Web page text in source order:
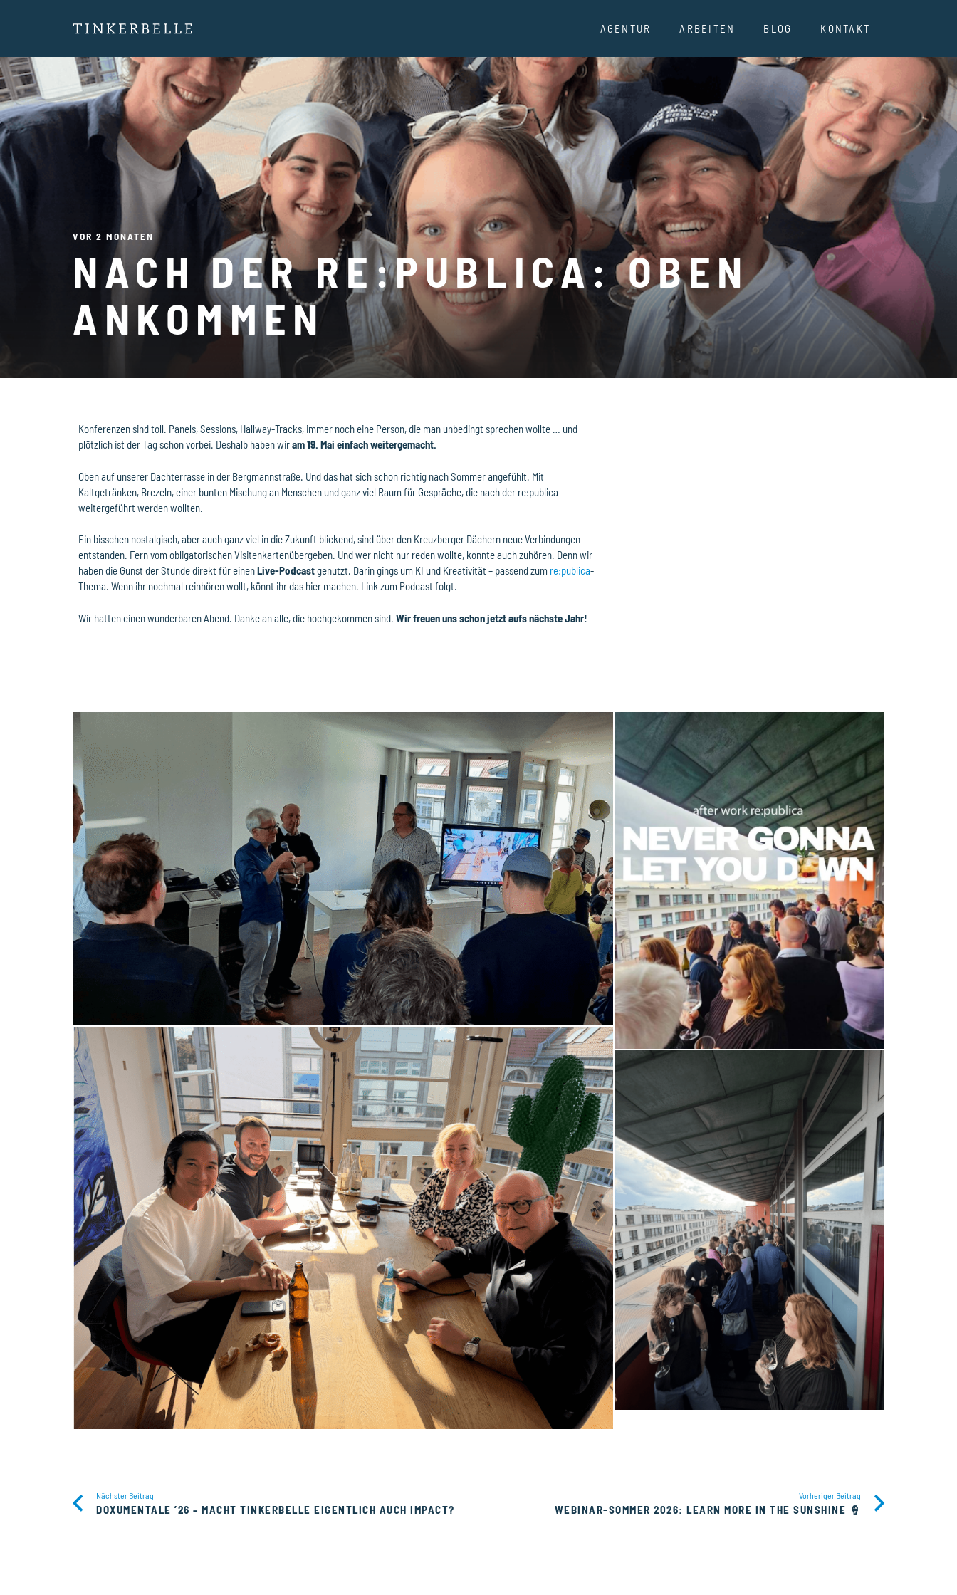
AGENTUR ARBEITEN BLOG KONTAKT
NACH DER RE:PUBLICA: OBEN
ANKOMMEN
VOR 2 MONATEN
Konferenzen sind toll. Panels, Sessions, Hallway-Tracks, immer noch eine Person, die man unbedingt sprechen wollte … und
plötzlich ist der Tag schon vorbei. Deshalb haben wiram 19. Mai einfach weitergemacht.
Oben auf unserer Dachterrasse in der Bergmannstraße. Und das hat sich schon richtig nach Sommer angefühlt. Mit
Kaltgetränken, Brezeln, einer bunten Mischung an Menschen und ganz viel Raum für Gespräche, die nach der re:publica
weitergeführt werden wollten.
Ein bisschen nostalgisch, aber auch ganz viel in die Zukunft blickend, sind über den Kreuzberger Dächern neue Verbindungen
entstanden. Fern vom obligatorischen Visitenkartenübergeben. Und wer nicht nur reden wollte, konnte auch zuhören. Denn wir
haben die Gunst der Stunde direkt für einenLive-Podcastgenutzt. Darin gings um KI und Kreativität – passend zum re:publica-
Thema. Wenn ihr nochmal reinhören wollt, könnt ihr das hier machen. Link zum Podcast folgt.
Wir hatten einen wunderbaren Abend. Danke an alle, die hochgekommen sind. Wir freuen uns schon jetzt aufs nächste Jahr!
Nächster Beitrag
DOXUMENTALE ’26 – MACHT TINKERBELLE EIGENTLICH AUCH IMPACT?
Vorheriger Beitrag
WEBINAR-SOMMER 2026: LEARN MORE IN THE SUNSHINE 🍦